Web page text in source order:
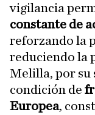
vigilancia
constante de
reforzando la
reduciendo la
Melilla, por su
condición de
Europea,